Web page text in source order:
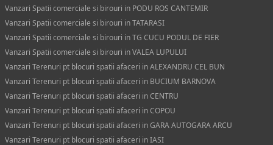
Vanzari Spatii comerciale si birouri in PODU ROS CANTEMIR
Vanzari Spatii comerciale si birouri in TATARASI
Vanzari Spatii comerciale si birouri in TG CUCU PODUL DE FIER
Vanzari Spatii comerciale si birouri in VALEA LUPULUI
Vanzari Terenuri pt blocuri spatii afaceri in ALEXANDRU CEL BUN
Vanzari Terenuri pt blocuri spatii afaceri in BUCIUM BARNOVA
Vanzari Terenuri pt blocuri spatii afaceri in CENTRU
Vanzari Terenuri pt blocuri spatii afaceri in COPOU
Vanzari Terenuri pt blocuri spatii afaceri in GARA AUTOGARA ARCU
Vanzari Terenuri pt blocuri spatii afaceri in IASI